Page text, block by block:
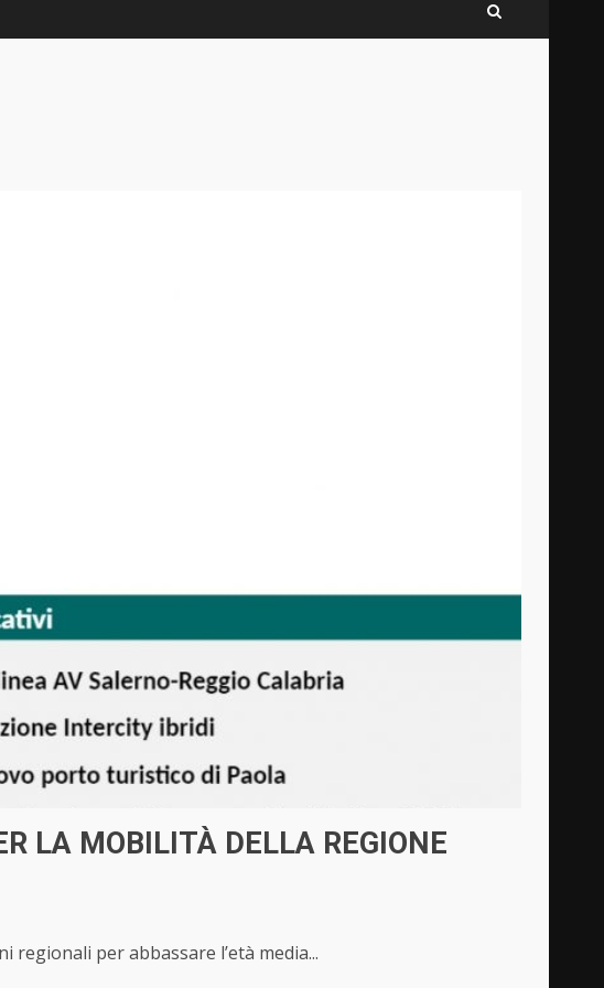
LA MOBILITÀ DELLA REGIONE
per abbassare l’età media...